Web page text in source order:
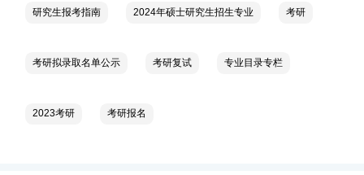
研究生报考指南 2024年硕士研究生招生专业 考研
考研拟录取名单公示 考研复试 专业目录专栏
2023考研 考研报名